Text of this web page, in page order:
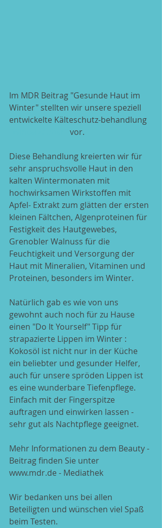
Im MDR Beitrag "Gesunde Haut im
Winter" stellten wir unsere speziell
entwickelte Kälteschutz-behandlung
vor.
Diese Behandlung kreierten wir für
sehr anspruchsvolle Haut in den
kalten Wintermonaten mit
hochwirksamen Wirkstoffen mit
Apfel- Extrakt zum glätten der ersten
kleinen Fältchen, Algenproteinen für
Festigkeit des Hautgewebes,
Grenobler Walnuss für die
Feuchtigkeit und Versorgung der
Haut mit Mineralien, Vitaminen und
Proteinen, besonders im Winter.
Natürlich gab es wie von uns
gewohnt auch noch für zu Hause
einen "Do It Yourself" Tipp für
strapazierte Lippen im Winter :
Kokosöl ist nicht nur in der Küche
ein beliebter und gesunder Helfer,
auch für unsere spröden Lippen ist
es eine wunderbare Tiefenpflege.
Einfach mit der Fingerspitze
auftragen und einwirken lassen -
sehr gut als Nachtpflege geeignet.
Mehr Informationen zu dem Beauty -
Beitrag finden Sie unter
www.mdr.de - Mediathek
Wir bedanken uns bei allen
Beteiligten und wünschen viel Spaß
beim Testen.